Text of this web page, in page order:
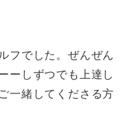
フでした。ぜんぜん
ーしずつでも上達し
一緒してくださる方